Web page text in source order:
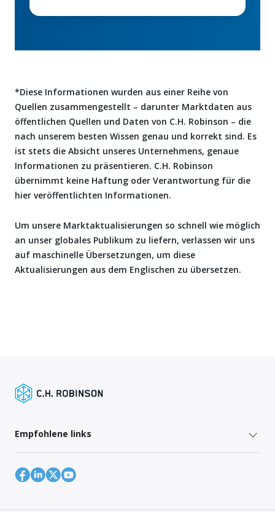
*Diese Informationen wurden aus einer Reihe von
Quellen zusammengestellt – darunter Marktdaten aus
öffentlichen Quellen und Daten von C.H. Robinson – die
nach unserem besten Wissen genau und korrekt sind. Es
ist stets die Absicht unseres Unternehmens, genaue
Informationen zu präsentieren. C.H. Robinson
übernimmt keine Haftung oder Verantwortung für die
hier veröffentlichten Informationen.
Um unsere Marktaktualisierungen so schnell wie möglich
an unser globales Publikum zu liefern, verlassen wir uns
auf maschinelle Übersetzungen, um diese
Aktualisierungen aus dem Englischen zu übersetzen.
Empfohlene links